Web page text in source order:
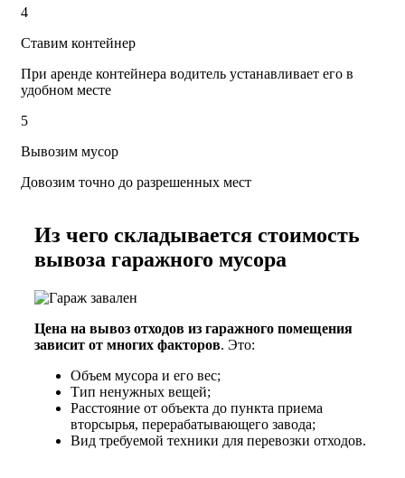
4
Ставим контейнер
При аренде контейнера водитель устанавливает его в
удобном месте
5
Вывозим мусор
Довозим точно до разрешенных мест
Из чего складывается стоимость
вывоза гаражного мусора
Цена на вывоз отходов из гаражного помещения
зависит от многих факторов. Это:
Объем мусора и его вес;
Тип ненужных вещей;
Расстояние от объекта до пункта приема
вторсырья, перерабатывающего завода;
Вид требуемой техники для перевозки отходов.